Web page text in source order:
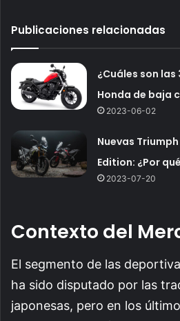
Publicaciones relacionadas
¿Cuáles son
Honda de baja
2023-06-02
Nuevas
Edition: ¿Por
2023-07-20
Contexto del
El segmento de las
ha sido disputado por las
japonesas, pero en los